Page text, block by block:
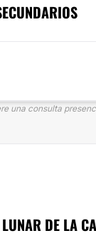
una consulta
DE LA